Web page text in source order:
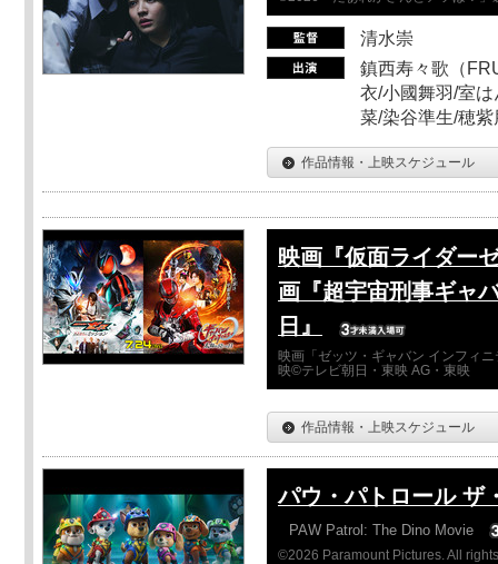
清水崇
鎮西寿々歌（
衣/小國舞羽/室
菜/染谷準生/穂
作品情報・上映スケジュール
映画『仮面ライダー
画『超宇宙刑事ギャ
日』
映画「ゼッツ・ギャバン インフィ
映©テレビ朝日・東映 AG・東映
作品情報・上映スケジュール
パウ・パトロール ザ
PAW Patrol: The Dino Movie
©2026 Paramount Pictures. All